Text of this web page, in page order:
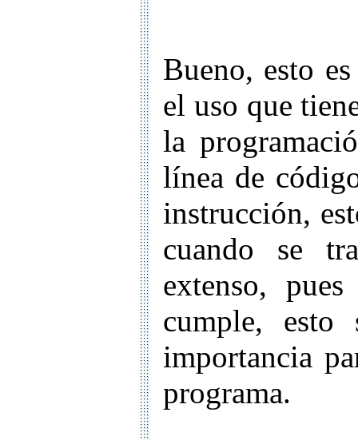
Bueno, esto
el uso que
la
línea de
instrucción,
cuando se
extenso,
cumple,
importancia
programa.